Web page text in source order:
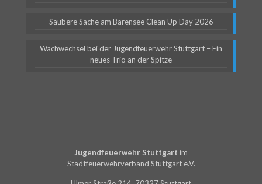
Saubere Sache am Bärensee Clean Up Day 2026
Wachwechsel bei der Jugendfeuerwehr Stuttgart – Ein
neues Trio an der Spitze
Jugendfeuerwehr Stuttgart im
Stadtfeuerwehrverband Stuttgart e.V.